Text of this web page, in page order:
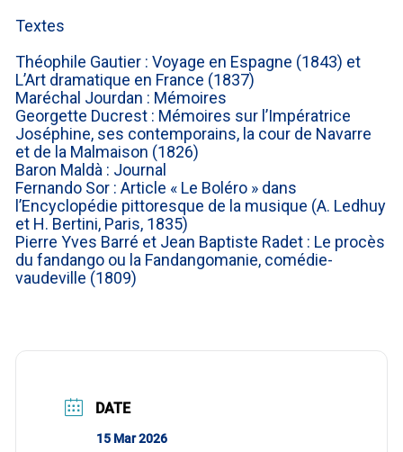
Textes
Théophile Gautier : Voyage en Espagne (1843) et
L’Art dramatique en France (1837)
Maréchal Jourdan : Mémoires
Georgette Ducrest : Mémoires sur l’Impératrice
Joséphine, ses contemporains, la cour de Navarre
et de la Malmaison (1826)
Baron Maldà : Journal
Fernando Sor : Article « Le Boléro » dans
l’Encyclopédie pittoresque de la musique (A. Ledhuy
et H. Bertini, Paris, 1835)
Pierre Yves Barré et Jean Baptiste Radet : Le procès
du fandango ou la Fandangomanie, comédie-
vaudeville (1809)
DATE
15 Mar 2026